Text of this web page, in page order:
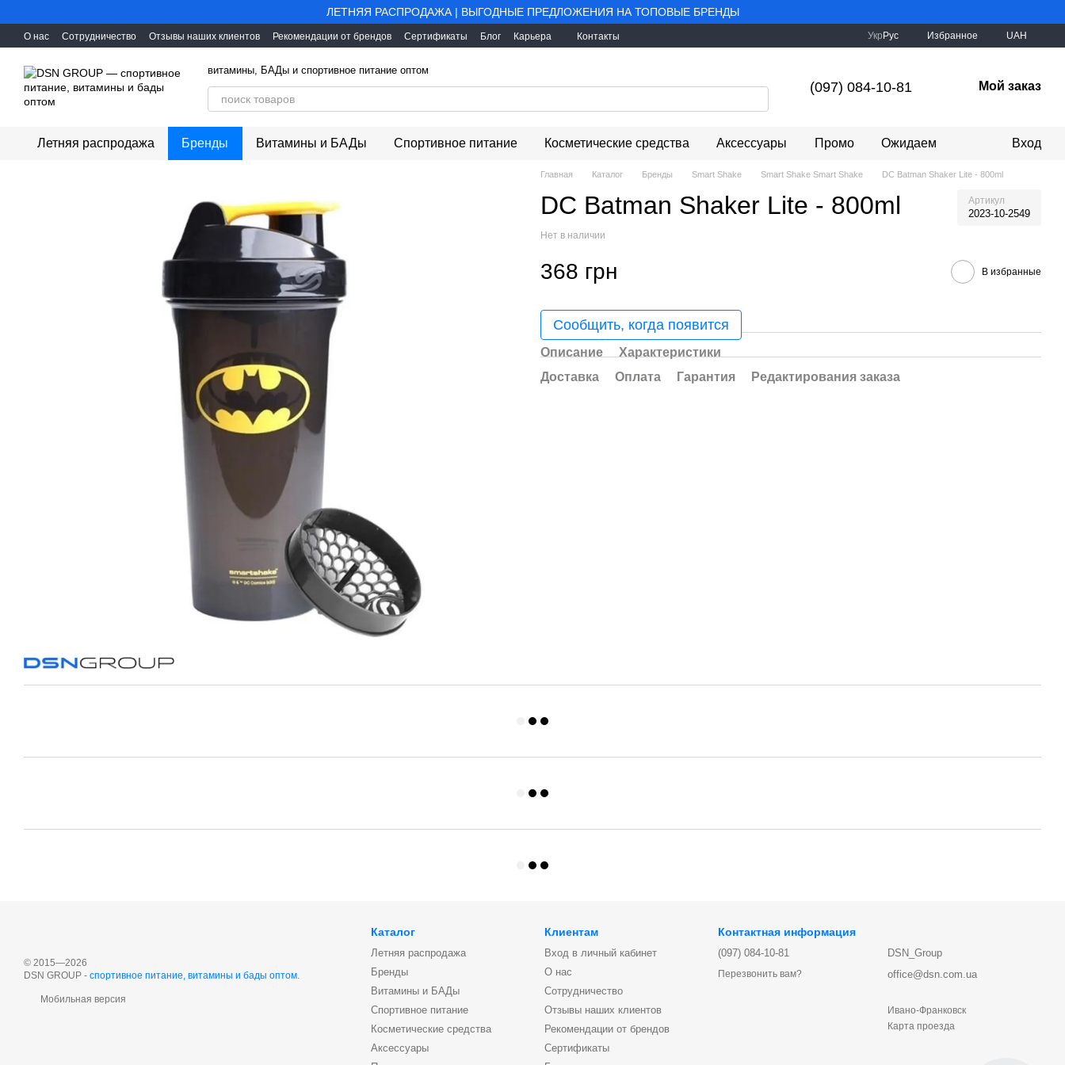
ЛЕТНЯЯ РАСПРОДАЖА | ВЫГОДНЫЕ ПРЕДЛОЖЕНИЯ НА ТОПОВЫЕ БРЕНДЫ
О нас Сотрудничество Отзывы наших клиентов Рекомендации от брендов Сертификаты Блог Карьера Контакты Укр Рус Избранное UAH
витамины, БАДы и спортивное питание оптом
(097) 084-10-81 Мой заказ
Летняя распродажа Бренды Витамины и БАДы Спортивное питание Косметические средства Аксессуары Промо Ожидаем Вход
Главная Каталог Бренды Smart Shake Smart Shake Smart Shake DC Batman Shaker Lite - 800ml
DC Batman Shaker Lite - 800ml Артикул
2023-10-2549
Нет в наличии
368 грн В избранные
Сообщить, когда появится
Описание
Характеристики
Доставка
Оплата Гарантия Редактирования заказа
© 2015—2026
DSN GROUP - спортивное питание, витамины и бады оптом.
Мобильная версия
Каталог
Летняя распродажа
Бренды
Витамины и БАДы
Спортивное питание
Косметические средства
Аксессуары
Клиентам
Вход в личный кабинет
О нас
Сотрудничество
Отзывы наших клиентов
Рекомендации от брендов
Сертификаты
Контактная информация
(097) 084-10-81
Перезвонить вам?
DSN_Group
office@dsn.com.ua
Ивано-Франковск
Карта проезда